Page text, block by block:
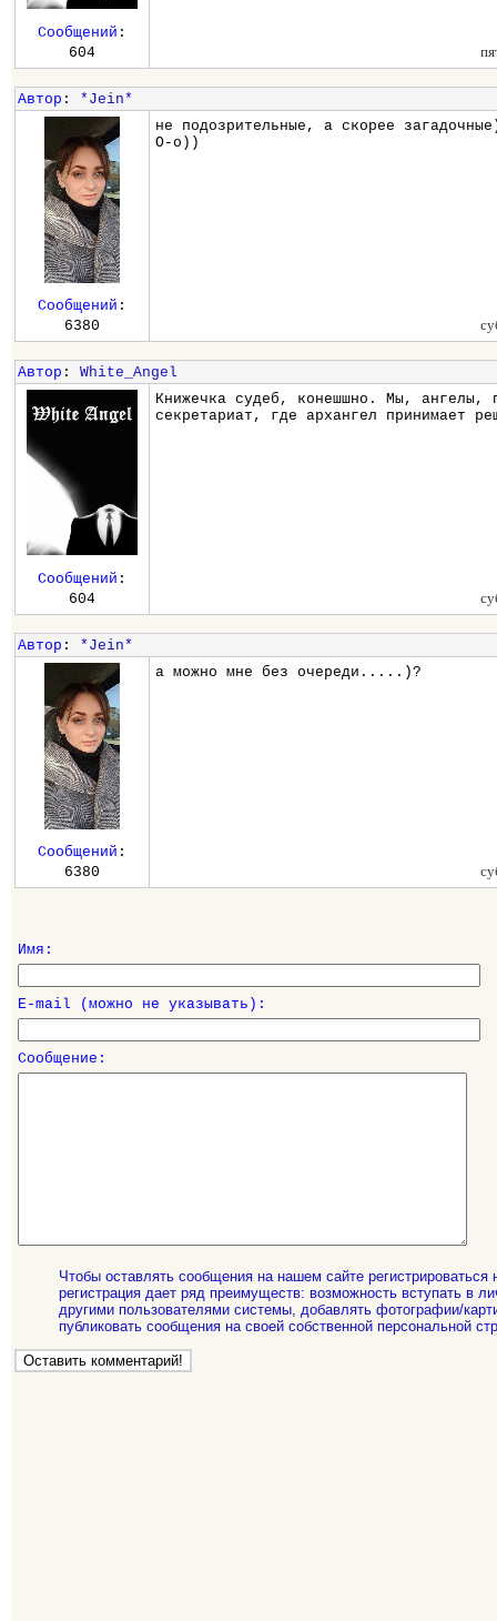
Сообщений :
604
Автор : *Jein*
не подозрительные, а скорее
О-о))
Сообщений :
6380
Автор : White_Angel
Книжечка судеб, конешшно. Мы, ангелы,
секретариат, где архангел принимает
Сообщений :
604
Автор : *Jein*
а можно мне без очереди.....)?
Сообщений :
6380
Имя:
E-mail (можно не указывать):
Сообщение:
Чтобы оставлять сообщения на нашем сайте регистрироваться
регистрация дает ряд преимуществ: возможность вступать в
другими пользователями системы, добавлять фотографии/
публиковать сообщения на своей собственной персональной